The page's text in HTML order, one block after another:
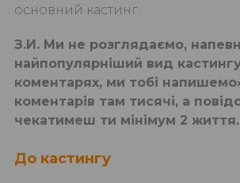
основний кастинг.
З.И. Ми не розглядаємо,
найпопулярніший вид
коментарях, ми тобі
коментарів там тисячі, а
чекатимеш ти мінімум 2 життя.
До кастингу